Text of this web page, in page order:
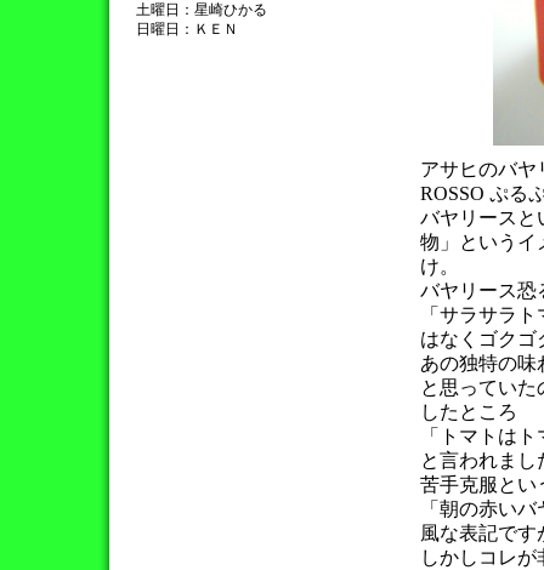
土曜日：星崎ひかる
日曜日：ＫＥＮ
アサヒのバヤ
ROSSO ぷる
バヤリースと
物」というイ
け。
バヤリース恐
「サラサラ
はなくゴクゴ
あの独特の味
と思ってい
したところ
「トマトは
と言われまし
苦手克服とい
「朝の赤い
風な表記で
しかしコレ